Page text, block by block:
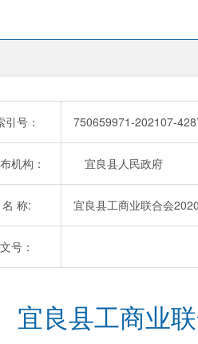
引号： 750659971-202107-
机构： 宜良县人民政府
名 称: 宜良县工商业联合会
文号：
宜良县工商业